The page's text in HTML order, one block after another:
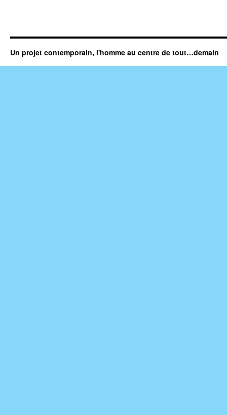
Un projet contemporain, l'homme au centre de tout…demain